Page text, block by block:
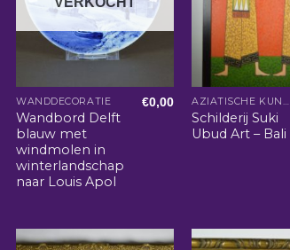
WANDDECORATIE
Wandbord Delft
blauw met
windmolen in
winterlandschap
naar Louis Apol
€0,00 AZIATISCHE KUNST EN WOONACCESSOIRES
Schilderij Suki
Ubud Art – Bali